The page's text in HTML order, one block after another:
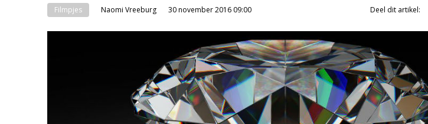
Filmpjes Naomi Vreeburg 30 november 2016 09:00 Deel dit artikel: